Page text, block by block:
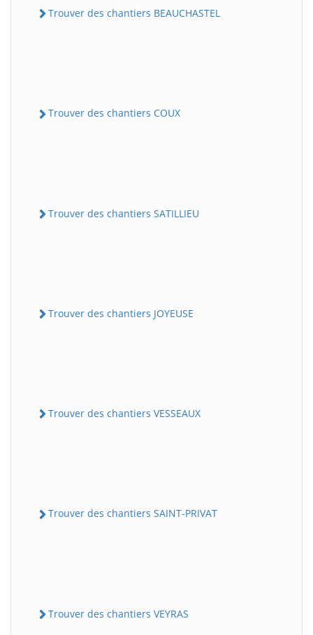
Trouver des chantiers BEAUCHASTEL
Trouver des chantiers COUX
Trouver des chantiers SATILLIEU
Trouver des chantiers JOYEUSE
Trouver des chantiers VESSEAUX
Trouver des chantiers SAINT-PRIVAT
Trouver des chantiers VEYRAS